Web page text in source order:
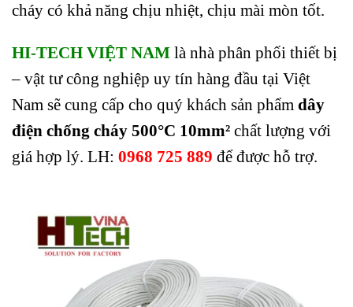
cháy có khả năng chịu nhiệt, chịu mài mòn tốt.
HI-TECH VIỆT NAM là nhà phân phối thiết bị
– vật tư công nghiệp uy tín hàng đầu tại Việt
Nam sẽ cung cấp cho quý khách sản phẩm dây
điện chống cháy 500°C 10mm² chất lượng với
giá hợp lý. LH: 0968 725 889 để được hỗ trợ.